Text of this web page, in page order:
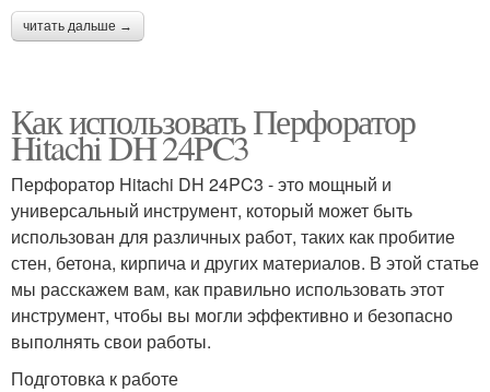
читать дальше →
Как использовать Перфоратор
Hitachi DH 24PC3
Перфоратор Hitachi DH 24PC3 - это мощный и
универсальный инструмент, который может быть
использован для различных работ, таких как пробитие
стен, бетона, кирпича и других материалов. В этой статье
мы расскажем вам, как правильно использовать этот
инструмент, чтобы вы могли эффективно и безопасно
выполнять свои работы.
Подготовка к работе